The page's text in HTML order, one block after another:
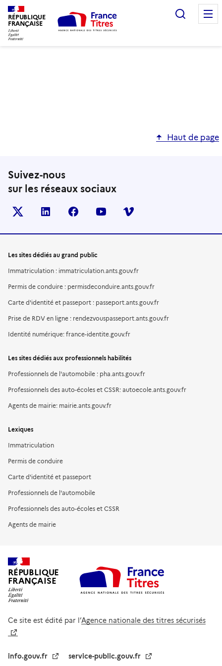
RÉPUBLIQUE
FRANÇAISE
Haut de page
Suivez-nous
sur les réseaux sociaux
X (anciennement TWITTER)
LINKEDINFACEBOOKYOUTUBEVIMEO
Les sites dédiés au grand public
Immatriculation : immatriculation.ants.gouv.fr
Permis de conduire : permisdeconduire.ants.gouv.fr
Carte d'identité et passeport : passeport.ants.gouv.fr
Prise de RDV en ligne : rendezvouspasseport.ants.gouv.fr
Identité numérique: france-identite.gouv.fr
Les sites dédiés aux professionnels habilités
Professionnels de l'automobile : pha.ants.gouv.fr
Professionnels des auto-écoles et CSSR: autoecole.ants.gouv.fr
Agents de mairie: mairie.ants.gouv.fr
Lexiques
Immatriculation
Permis de conduire
Carte d'identité et passeport
Professionnels de l'automobile
Professionnels des auto-écoles et CSSR
Agents de mairie
RÉPUBLIQUE
FRANÇAISE
Ce site est édité par l’Agence nationale des titres sécurisés
info.gouv.fr service-public.gouv.fr